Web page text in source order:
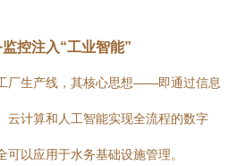
控注入“工业智能”
厂生产线，其核心思想——即通过信息
云计算和人工智能实现全流程的数字
以应用于水务基础设施管理。